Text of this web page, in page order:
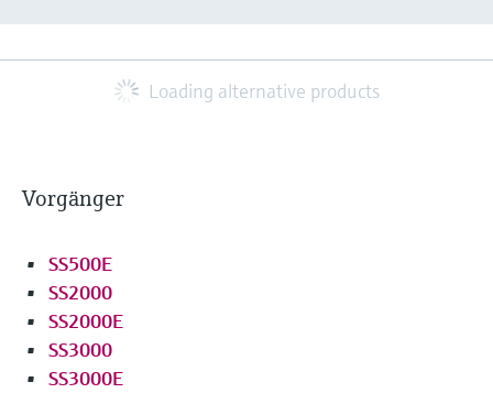
Loading alternative products
Vorgänger
SS500E
SS2000
SS2000E
SS3000
SS3000E